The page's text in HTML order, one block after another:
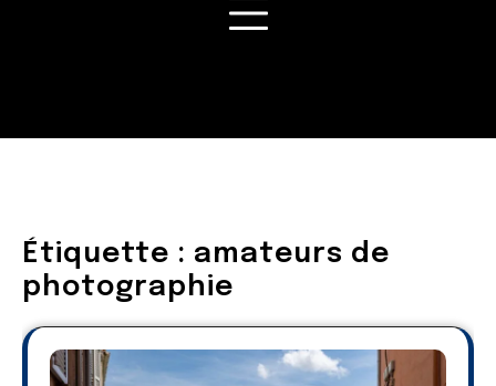
Étiquette : amateurs de
photographie